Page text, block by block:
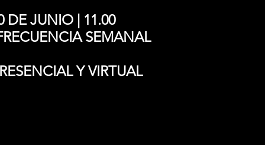
DE JUNIO | 11.00
SEMANAL
Y VIRTUAL